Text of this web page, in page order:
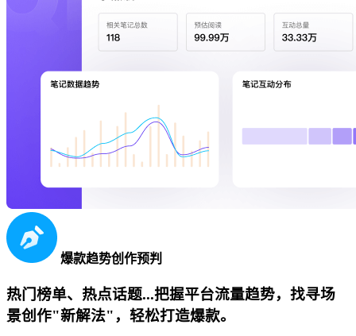
爆款趋势创作预判
热门榜单、热点话题...把握平台流量趋势，找寻场
景创作"新解法"，轻松打造爆款。